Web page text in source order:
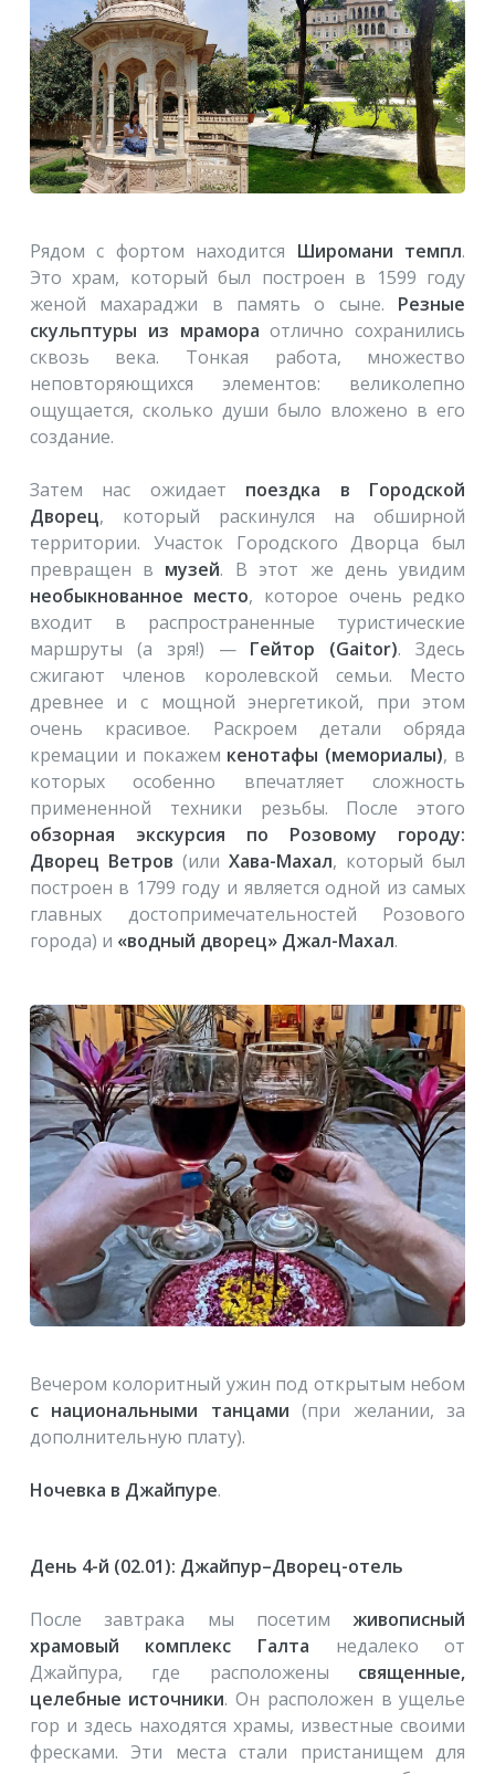
Рядом с фортом находится Широмани темпл.
Это храм, который был построен в 1599 году
женой махараджи в память о сыне. Резные
скульптуры из мрамора отлично сохранились
сквозь века. Тонкая работа, множество
неповторяющихся элементов: великолепно
ощущается, сколько души было вложено в его
создание.
Затем нас ожидает поездка в Городской
Дворец, который раскинулся на обширной
территории. Участок Городского Дворца был
превращен в музей. В этот же день увидим
необыкнованное место, которое очень редко
входит в распространенные туристические
маршруты (а зря!) — Гейтор (Gaitor). Здесь
сжигают членов королевской семьи. Место
древнее и с мощной энергетикой, при этом
очень красивое. Раскроем детали обряда
кремации и покажем кенотафы (мемориалы), в
которых особенно впечатляет сложность
примененной техники резьбы. После этого
обзорная экскурсия по Розовому городу:
Дворец Ветров (илиХава-Махал, который был
построен в 1799 году и является одной из самых
главных достопримечательностей Розового
города) и «водный дворец» Джал-Махал.
Вечером колоритный ужин под открытым небом
с национальными танцами (при желании, за
дополнительную плату).
Ночевка в Джайпуре.
День 4-й (02.01): Джайпур–Дворец-отель
После завтрака мы посетимживописный
храмовый комплекс Галта недалеко от
Джайпура, где расположены священные,
целебные источники. Он расположен в ущелье
гор и здесь находятся храмы, известные своими
фресками. Эти места стали пристанищем для